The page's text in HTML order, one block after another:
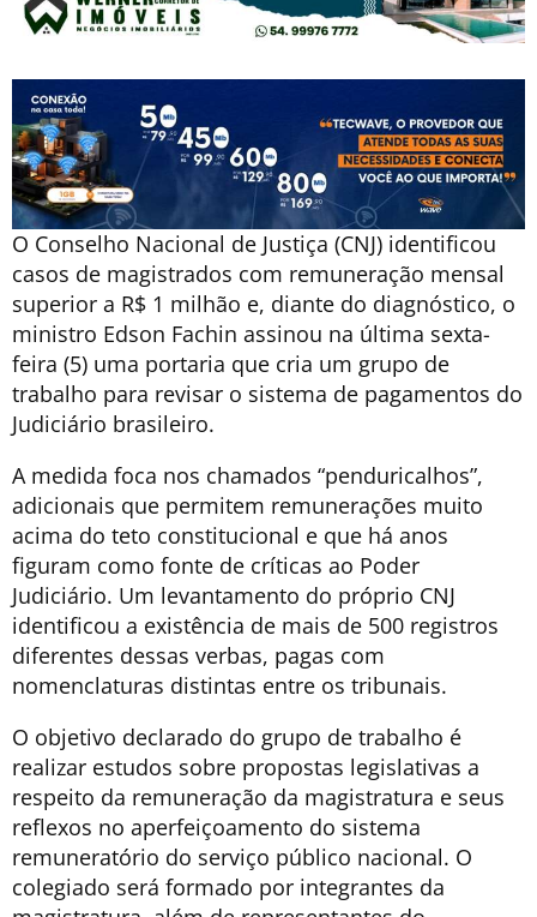
O Conselho Nacional de Justiça (CNJ) identificou
casos de magistrados com remuneração mensal
superior a R$ 1 milhão e, diante do diagnóstico, o
ministro Edson Fachin assinou na última sexta-
feira (5) uma portaria que cria um grupo de
trabalho para revisar o sistema de pagamentos do
Judiciário brasileiro.
A medida foca nos chamados “penduricalhos”,
adicionais que permitem remunerações muito
acima do teto constitucional e que há anos
figuram como fonte de críticas ao Poder
Judiciário. Um levantamento do próprio CNJ
identificou a existência de mais de 500 registros
diferentes dessas verbas, pagas com
nomenclaturas distintas entre os tribunais.
O objetivo declarado do grupo de trabalho é
realizar estudos sobre propostas legislativas a
respeito da remuneração da magistratura e seus
reflexos no aperfeiçoamento do sistema
remuneratório do serviço público nacional. O
colegiado será formado por integrantes da